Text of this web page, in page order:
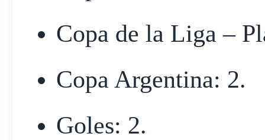
Copa de la Liga –
Copa Argentina: 2.
Goles: 2.